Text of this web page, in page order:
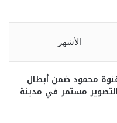
الأشهر
محمود ضمن أبطال
مستمر في مدينة